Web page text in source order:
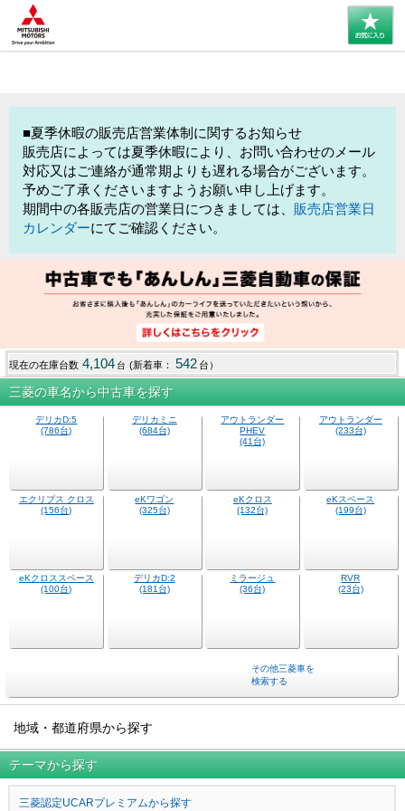
■夏季休暇の販売店営業体制に関するお知らせ
販売店によっては夏季休暇により、お問い合わせのメール
対応又はご連絡が通常期よりも遅れる場合がございます。
予めご了承くださいますようお願い申し上げます。
期間中の各販売店の営業日につきましては、 販売店営業日
カレンダーにてご確認ください。
現在の在庫台数 4,104 台 (新着車： 542 台）
三菱の車名から中古車を探す
デリカミニ
(684台)
アウトランダー
(233台)
eKワゴン
(325台)
eKクロス
(132台)
eKスペース
(199台)
eKクロススペース
(100台)
デリカD:2
(181台)
ミラージュ
(36台)
RVR
(23台)
その他三菱車を
検索する
地域・都道府県から探す
テーマから探す
三菱認定UCARプレミアムから探す